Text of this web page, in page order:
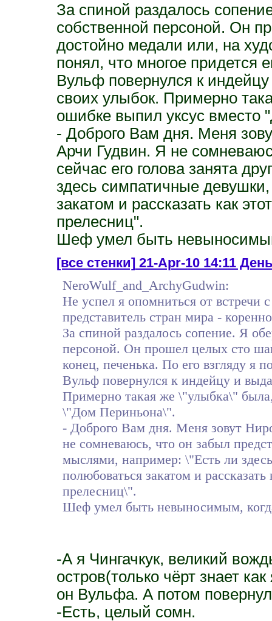
За спиной раздалось
собственной персоной. Он
достойно медали или, на
понял, что многое придется
Вульф повернулся к
своих улыбок. Примерно
ошибке выпил уксус вместо
- Доброго Вам дня. Меня
Арчи Гудвин. Я не
сейчас его голова занята
здесь симпатичные
закатом и рассказать как
прелесниц".
Шеф умел быть
[все стенки]21-Apr-10 14:11
NeroWulf_and_ArchyGudwin:
Не успел я опомниться от встречи
представитель стран мира -
За спиной раздалось сопение. Я
персоной. Он прошел целых сто
конец, печенька. По его взгляду я
Вульф повернулся к индейцу и
Примерно такая же \"улыбка\"
\"Дом Периньона\".
- Доброго Вам дня. Меня зовут
не сомневаюсь, что он забыл
мыслями, например: \"Есть ли
полюбоваться закатом и
прелесниц\".
Шеф умел быть невыносимым,
-А я Чингачкук, великий
остров(только чёрт знает
он Вульфа. А потом
-Есть, целый сомн.